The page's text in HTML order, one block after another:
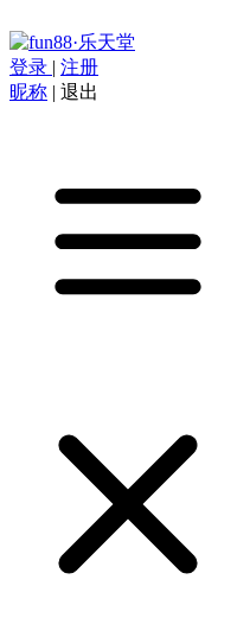
登录 | 注册
昵称 | 退出